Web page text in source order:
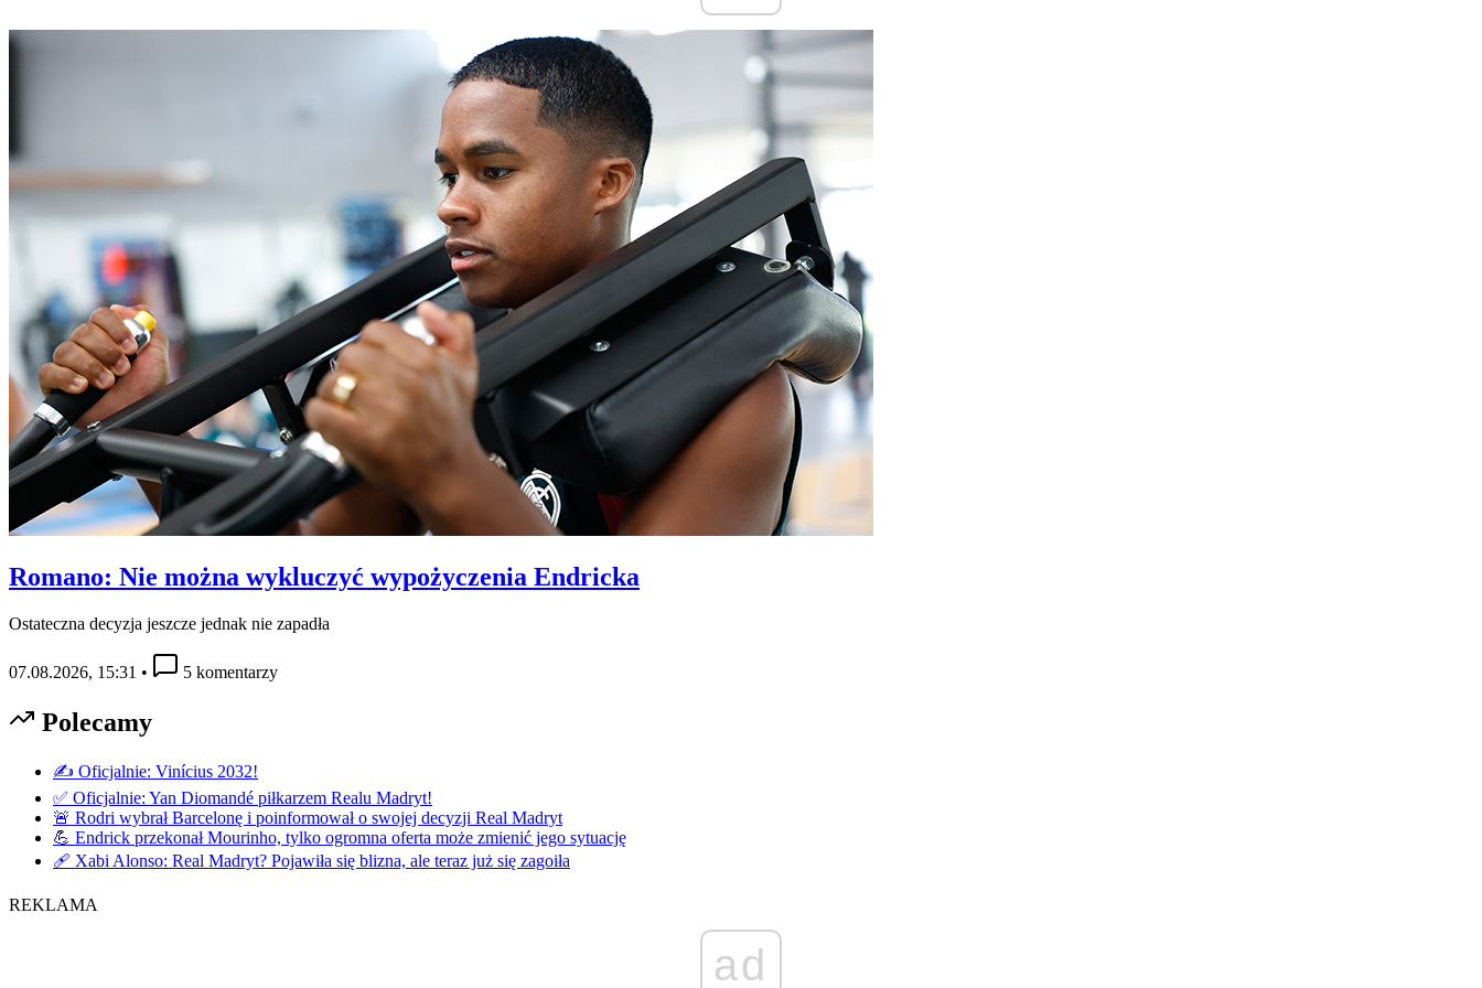
Romano: Nie można wykluczyć wypożyczenia Endricka
Ostateczna decyzja jeszcze jednak nie zapadła
07.08.2026, 15:31 • 5 komentarzy
Polecamy
✍️ Oficjalnie: Vinícius 2032!
✅ Oficjalnie: Yan Diomandé piłkarzem Realu Madryt!
🚨 Rodri wybrał Barcelonę i poinformował o swojej decyzji Real Madryt
💪 Endrick przekonał Mourinho, tylko ogromna oferta może zmienić jego sytuację
🩹 Xabi Alonso: Real Madryt? Pojawiła się blizna, ale teraz już się zagoiła
REKLAMA
ad